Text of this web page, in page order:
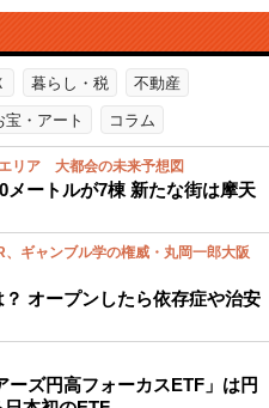
暮らし・税 不動産
宝・アート コラム
リア 大都会の未来予想図
メートルが7棟 新たな街は摩天
ギャンブル学の権威・丸岡一郎大阪
オープンしたら依存症や治安
ーズ円高フォーカスETF」は円